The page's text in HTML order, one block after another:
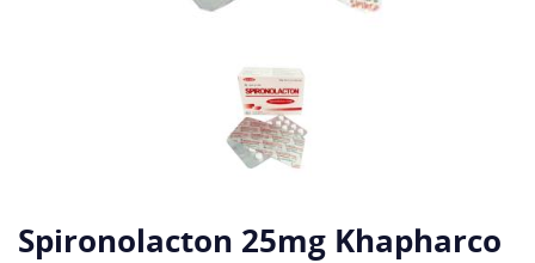
Spironolacton 25mg Khapharco